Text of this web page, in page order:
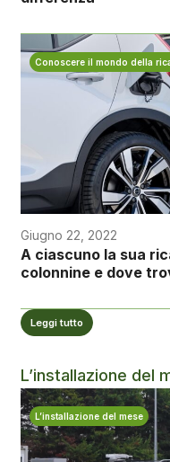
Conoscere il mondo della
Giugno 22, 2022
A ciascuno la sua
colonnine e dove
Leggi tutto
L’installazione del
L’installazione del mese